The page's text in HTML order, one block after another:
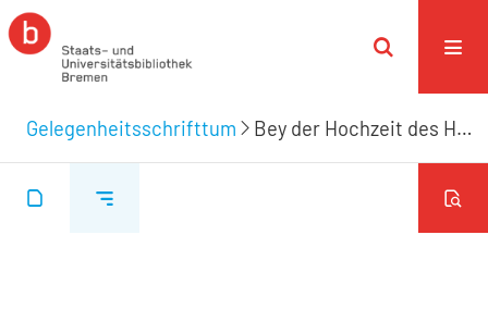
Gelegenheitsschrifttum Bey der Hochzeit des Herrn Doktor Rohde mit der Demoiselle Motz